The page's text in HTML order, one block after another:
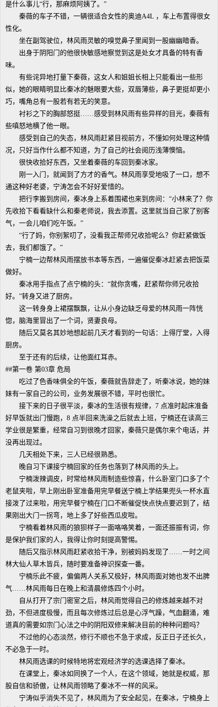
是什么事儿“行，那麻烦阿姨了。”
秦薇的车子不错，一辆很适合女性的奥迪A4L ，车上布置得很女
性化。
坐在副驾驶位，林风雨灵敏的嗅觉鼻子里闻到一股幽幽暗香。
出身于阴阳门的他很快敏感地察觉到这是处女才具备的特有香
味。
有些诧异地打量下秦薇，这女人和姐姐长相上只能看出一些形
似，她的眼睛明显比秦冰的魅眼要大些，双唇薄些，鼻子更挺却更小
巧，嘴角总有一股若有若无的笑意。
衬衫之下的胸部怒挺……感受到林风雨有些异样的目光，秦薇有
些嗔怒地横了他一眼。
感受到自己的失态，林风雨赶紧目视前方，不懂如何处理这种情
况，只好当作什么都不知道，为了自己的社会阅历浅薄懊恼。
很快收拾好东西，又坐着秦薇的车回到秦冰家。
刚一入门，就闻到了方才的香气。林风雨享受地吸了一口，想不
通这种好老婆，宁涛怎会不好好爱惜的。
把行李搬到房间，秦冰身上系着围裙也来到房间：“小林来了？你
先收拾下看看缺什么和秦老师说，我去添置。这里就当自己家了别客
气，一会儿咱们吃午饭。”
“行了妈，你别絮叨了，没看我正帮师兄收拾呢么？你赶紧做饭
去，我们都饿了。”
宁楠一边帮林风雨摆放书本等东西，一遍催促秦冰赶紧去把饭菜
做好。
秦冰用手指点了点宁楠的头：“就你贪嘴，赶紧帮你师兄收拾
好。”转身又进了厨房。
这一转身身上裙摆飘飘，让从小身边缺乏母爱的林风雨一阵恍
惚，脑海里冒出了一个词，贤妻良母。
随后又莫名其妙地想起前几天才看到的一句话：上得厅堂，入得
厨房。
至于还有的后续，让他面红耳赤。
##第一卷 第03章 危局
吃过了色香味俱全的午饭，秦薇就告辞走了，听秦冰说，她的妹
妹有一家自己的公司，业务发展很不错，平时也很忙。
接下来的日子很平淡，秦冰的生活很有规律，7 点准时起床准备
好早饭就出门慢跑，8 点半回来洗澡之后就去上班，宁楠还在读高三
学业很是繁重，经常自习到很晚才回家，秦薇只是偶尔来个电话，并
没再出现过。
几天相处下来，三人已经很熟悉。
晚自习下课接宁楠回家的任务也落到了林风雨的头上。
宁楠泼辣调皮，时常给林风雨制造些惊喜，什么卧室门口多了个
老鼠夹啦，早上刚出卧室准备用完早餐送宁楠上学结果兜头一杯水直
接泼了过来啦，用完早餐宁楠在门口不断催促快点快点要迟到了，结
果刚出大门一拐弯，地上多了好些西瓜皮啦。
宁楠看着林风雨的狼狈样子一面咯咯笑着，一面还振振有词，你
是保护我们家的人，我得让你时刻提高警惕。
随后又指示林风雨赶紧收拾干净，别被妈妈发现了……一时之间
林大仙人草木皆兵，随时要准备神识探查一番。
宁楠乐此不疲，偏偏两人关系又极好，林风雨面对她也发不出脾
气……林风雨每日在晚上和清晨修炼四个小时。
自从打开了宗门密室之后，林风雨觉得自己的修炼越来越不对
劲，不但进度极慢，而且每次修炼过后总是心浮气躁，气血翻涌，难
道真的需要如宗门心法之中的阴阳双修来解决目前的种种问题吗？
不过他的心态淡然，修行不顺也不急于求成，反正日子还长久，
不必急于一时。
林风雨选课的时候特地将宏观经济学的选课选择了秦冰。
在课堂上，秦冰如同换了一个人，在这个领域，她就是权威，那
股自信和骄傲，让林风雨领略了秦冰不一样的风采。
宁涛似乎消失不见了，林风雨为了安全起见，在秦冰，宁楠身上